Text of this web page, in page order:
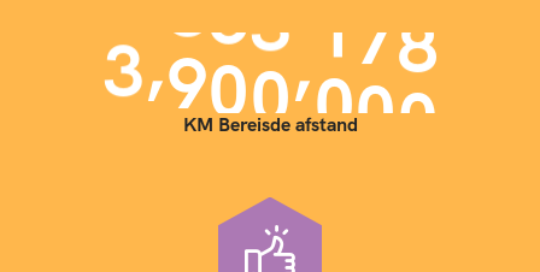
3,900,000
KM Bereisde afstand